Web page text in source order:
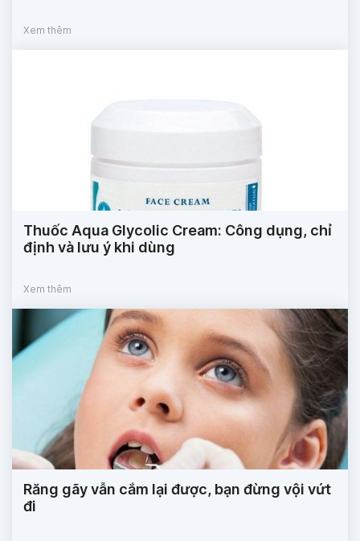
Xem thêm
Thuốc Aqua Glycolic Cream: Công dụng, chỉ
định và lưu ý khi dùng
Xem thêm
Răng gãy vẫn cắm lại được, bạn đừng vội vứt
đi